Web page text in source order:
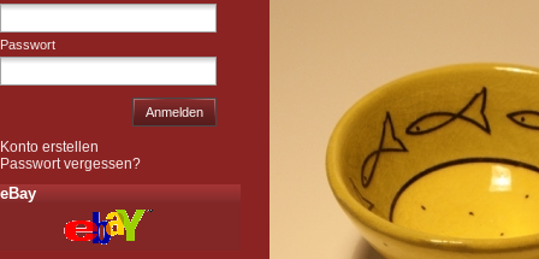
Passwort
Anmelden
Konto erstellen
Passwort vergessen?
eBay